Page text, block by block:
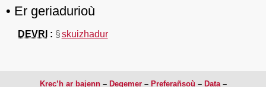
Er geriadurioù
DEVRI §skuizhadur
Krec’h ar bajenn Degemer Preferañsoù
Data